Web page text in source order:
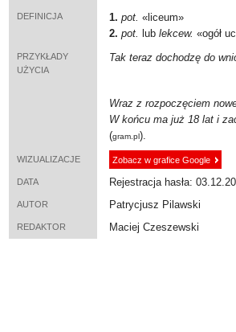
DEFINICJA 1. pot. «liceum»
2. pot. lub lekcew. «ogół
PRZYKŁADY
UŻYCIA
Tak teraz dochodzę do
Wraz z rozpoczęciem
W końcu ma już 18 lat i
(gram.pl).
WIZUALIZACJE Zobacz w grafice Google
DATA Rejestracja hasła:
AUTOR Patrycjusz Pilawski
REDAKTOR Maciej Czeszewski